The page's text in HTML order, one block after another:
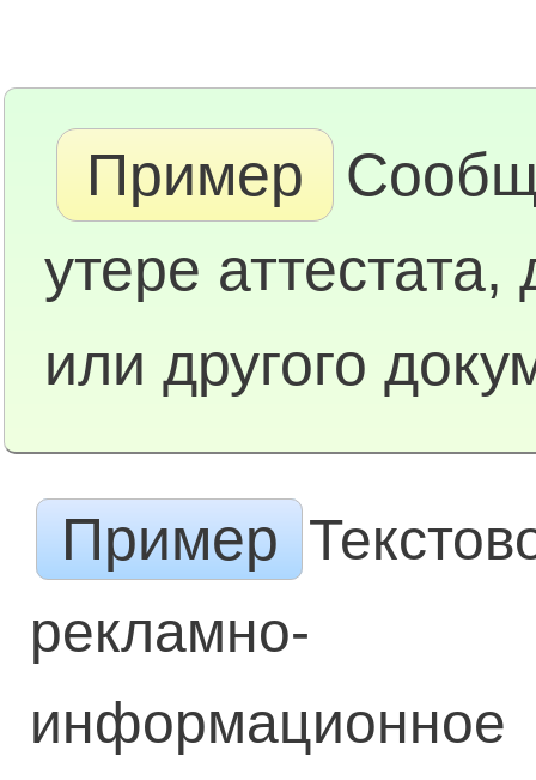
Пример
утере
или другого
Пример
рекламно-
информационное